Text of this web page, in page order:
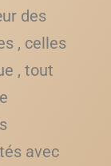
des
, celles
, tout
avec